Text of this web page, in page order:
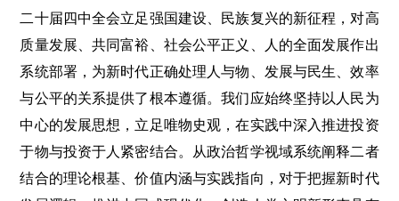
二十届四中全会立足强国建设、民族复兴的新征程，对高
质量发展、共同富裕、社会公平正义、人的全面发展作出
系统部署，为新时代正确处理人与物、发展与民生、效率
与公平的关系提供了根本遵循。我们应始终坚持以人民为
中心的发展思想，立足唯物史观，在实践中深入推进投资
于物与投资于人紧密结合。从政治哲学视域系统阐释二者
结合的理论根基、价值内涵与实践指向，对于把握新时代